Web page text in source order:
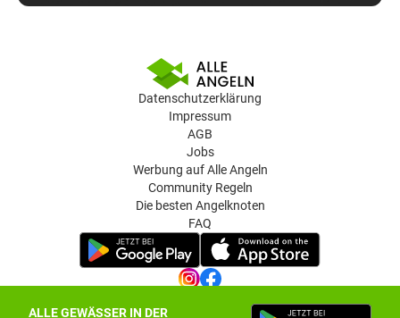
ALLE GEWÄSSER IN DER
Datenschutzerklärung
Impressum
AGB
Jobs
Werbung auf Alle Angeln
Community Regeln
Die besten Angelknoten
FAQ